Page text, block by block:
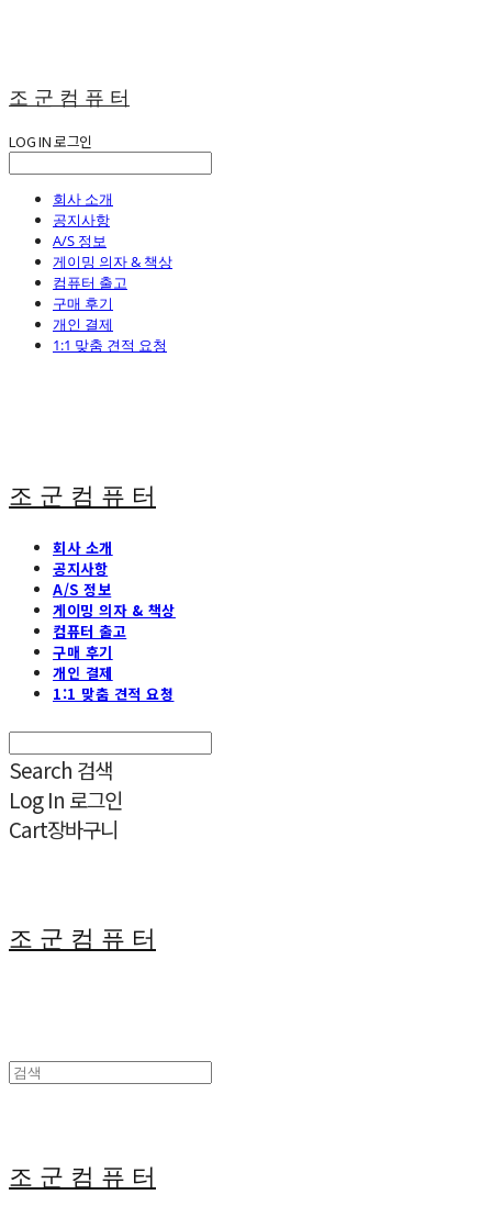
조 군 컴 퓨 터
LOG IN로그인
회사 소개
공지사항
A/S 정보
게이밍 의자 & 책상
컴퓨터 출고
구매 후기
개인 결제
1:1 맞춤 견적 요청
조 군 컴 퓨 터
회사 소개
공지사항
A/S 정보
게이밍 의자 & 책상
컴퓨터 출고
구매 후기
개인 결제
1:1 맞춤 견적 요청
Search 검색
Log In 로그인
Cart장바구니
조 군 컴 퓨 터
조 군 컴 퓨 터